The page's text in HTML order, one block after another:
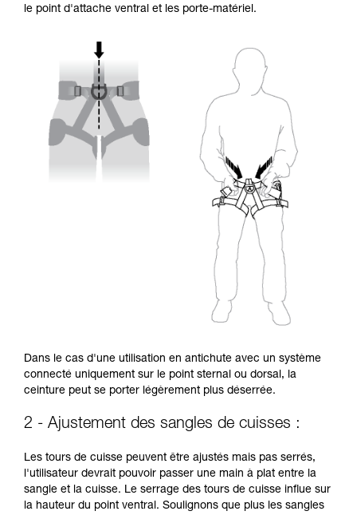
le point d'attache ventral et les porte-matériel.
Dans le cas d'une utilisation en antichute avec un système
connecté uniquement sur le point sternal ou dorsal, la
ceinture peut se porter légèrement plus déserrée.
2 - Ajustement des sangles de cuisses :
Les tours de cuisse peuvent être ajustés mais pas serrés,
l'utilisateur devrait pouvoir passer une main à plat entre la
sangle et la cuisse. Le serrage des tours de cuisse influe sur
la hauteur du point ventral. Soulignons que plus les sangles